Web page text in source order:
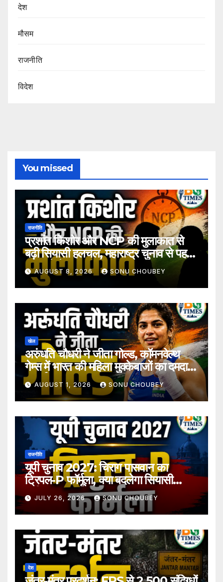
देश
मौसम
राजनीति
विदेश
You missed
राजनीति
प्रशांत किशोर और NCP की मुलाकात से
बढ़ी सियासी हलचल, महाराष्ट्र चुनाव से पहले
अटकलें तेज
AUGUST 8, 2026 SONU CHOUBEY
खेल
अरुंधति चौधरी ने जीता गोल्ड, कॉमनवेल्थ
गेम्स में भारत की महिला मुक्केबाजों का दमदार
प्रदर्शन
AUGUST 1, 2026 SONU CHOUBEY
राजनीति
यूपी चुनाव 2027: चिराग पासवान का
ट्रिपल-P फॉर्मूला, क्या बदलेगा सियासी
समीकरण?
JULY 26, 2026 SONU CHOUBEY
देश